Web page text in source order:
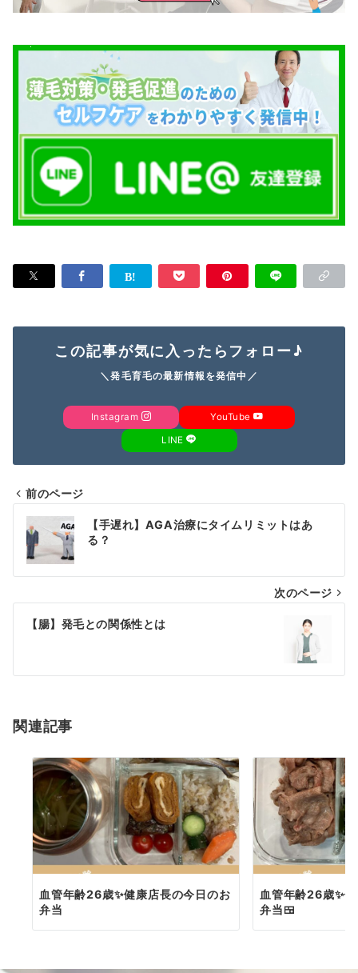
この記事が気に入ったらフォロー♪
＼発毛育毛の最新情報を発信中／
Instagram YouTube
LINE
投
稿
ナ
ビ
シ
ン
前のページ
【手遅れ】AGA治療にタイムリミットはあ
る？
次のページ
【腸】発毛との関係性とは
関連記事
血管年齢26歳✨健康店長の今日のお
弁当
血管年齢26歳✨
弁当🍱